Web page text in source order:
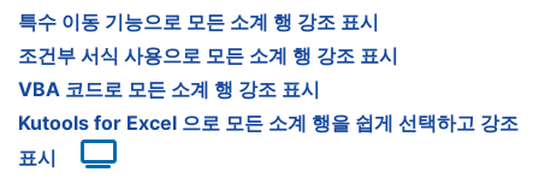
특수 이동 기능으로 모든 소계 행 강조 표시
조건부 서식 사용으로 모든 소계 행 강조 표시
VBA 코드로 모든 소계 행 강조 표시
Kutools for Excel 으로 모든 소계 행을 쉽게 선택하고 강조
표시